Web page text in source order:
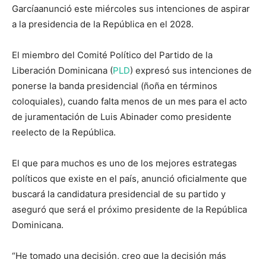
Garcíaanunció este miércoles sus intenciones de aspirar
a la presidencia de la República en el 2028.
El miembro del Comité Político del Partido de la
Liberación Dominicana (PLD) expresó sus intenciones de
ponerse la banda presidencial (ñoña en términos
coloquiales), cuando falta menos de un mes para el acto
de juramentación de Luis Abinader como presidente
reelecto de la República.
El que para muchos es uno de los mejores estrategas
políticos que existe en el país, anunció oficialmente que
buscará la candidatura presidencial de su partido y
aseguró que será el próximo presidente de la República
Dominicana.
“He tomado una decisión, creo que la decisión más